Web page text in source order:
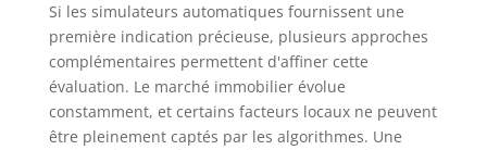
Si les simulateurs automatiques fournissent une
première indication précieuse, plusieurs approches
complémentaires permettent d'affiner cette
évaluation. Le marché immobilier évolue
constamment, et certains facteurs locaux ne peuvent
être pleinement captés par les algorithmes. Une